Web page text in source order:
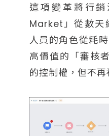
這項變革將行
Market」從數天
人員的角色從耗
高價值的「審核
的控制權，但不再